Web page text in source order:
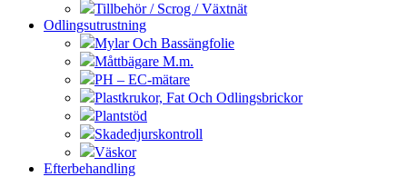
Tillbehör / Scrog / Växtnät
Odlingsutrustning
Mylar Och Bassängfolie
Måttbägare M.m.
PH – EC-mätare
Plastkrukor, Fat Och Odlingsbrickor
Plantstöd
Skadedjurskontroll
Väskor
Efterbehandling